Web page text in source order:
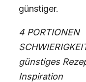
günstiger.
4 PORTIONEN
günstiges
Inspiration